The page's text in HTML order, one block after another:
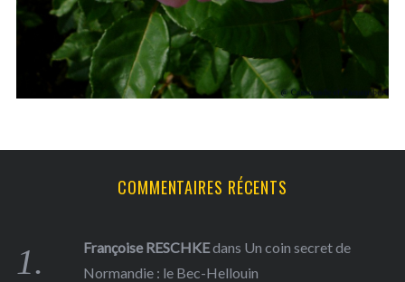
COMMENTAIRES RÉCENTS
Françoise RESCHKEdans Un coin secret de
Normandie : le Bec-Hellouin
o
r
: